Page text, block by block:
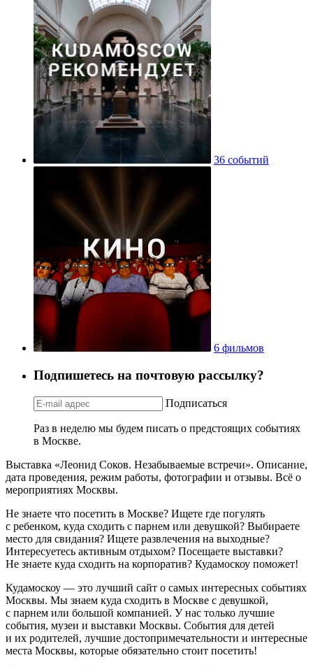
36 событий
6 фильмов
Подпишетесь на почтовую рассылку?
Подписаться
Раз в неделю мы будем писать о предстоящих событиях
в Москве.
Выставка «Леонид Соков. Незабываемые встречи». Описание,
дата проведения, режим работы, фотографии и отзывы. Всё о
мероприятиях Москвы.
Не знаете что посетить в Москве? Ищете где погулять
с ребенком, куда сходить с парнем или девушкой? Выбираете
место для свидания? Ищете развлечения на выходные?
Интересуетесь активным отдыхом? Посещаете выставки?
Не знаете куда сходить на корпоратив? Кудамоскоу поможет!
Кудамоскоу — это лучший сайт о самых интересных событиях
Москвы. Мы знаем куда сходить в Москве с девушкой,
с парнем или большой компанией. У нас только лучшие
события, музеи и выставки Москвы. События для детей
и их родителей, лучшие достопримечательности и интересные
места Москвы, которые обязательно стоит посетить!